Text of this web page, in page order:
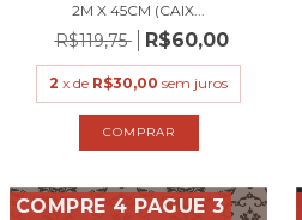
2M X 45CM (CAIX...
R$119,75 R$60,00
2 x de R$30,00 sem juros
COMPRE 4 PAGUE 3